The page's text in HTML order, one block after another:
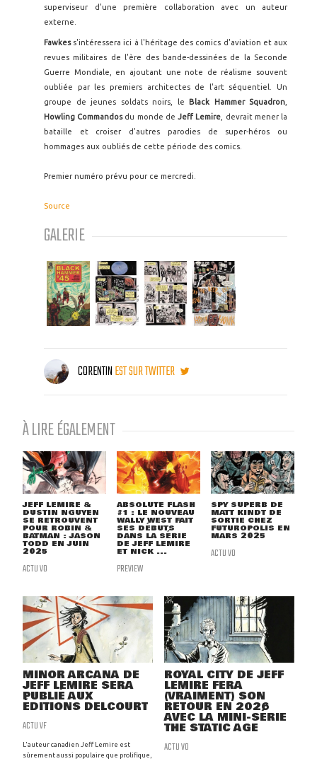
superviseur d'une première collaboration avec un auteur
externe.
Fawkess'intéressera ici à l'héritage des comics d'aviation et aux
revues militaires de l'ère des bande-dessinées de la Seconde
Guerre Mondiale, en ajoutant une note de réalisme souvent
oubliée par les premiers architectes de l'art séquentiel. Un
groupe de jeunes soldats noirs, le Black Hammer Squadron
Howling Commandosdu monde deJeff Lemire , devrait mener la
bataille et croiser d'autres parodies de super-héros ou
hommages aux oubliés de cette période des comics.
Premier numéro prévu pour ce mercredi.
Source
GALERIE
CORENTINEST SUR TWITTER
À LIRE ÉGALEMENT
JEFF LEMIRE &
DUSTIN NGUYEN
SE RETROUVENT
POUR ROBIN &
BATMAN : JASON
TODD EN JUIN
2025
ACTU VO
ABSOLUTE FLASH
#1 : LE NOUVEAU
WALLY WEST FAIT
SES DÉBUTS
DANS LA SÉRIE
DE JEFF LEMIRE
ET NICK ...
PREVIEW
SPY SUPERB DE
MATT KINDT DE
SORTIE CHEZ
FUTUROPOLIS EN
MARS 2025
ACTU VO
MINOR ARCANA DE
JEFF LEMIRE SERA
PUBLIÉ AUX
ÉDITIONS DELCOURT
ACTU VF
L'auteur canadien Jeff Lemire est
sûrement aussi populaire que prolifique,
ROYAL CITY DE JEFF
LEMIRE FERA
(VRAIMENT) SON
RETOUR EN 2026
AVEC LA MINI-SÉRIE
THE STATIC AGE
ACTU VO